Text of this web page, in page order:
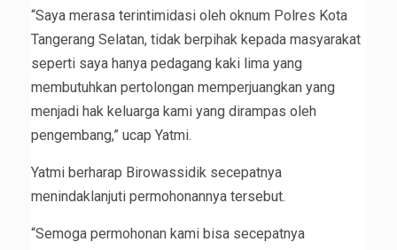
“Saya merasa terintimidasi oleh oknum Polres Kota
Tangerang Selatan, tidak berpihak kepada masyarakat
seperti saya hanya pedagang kaki lima yang
membutuhkan pertolongan memperjuangkan yang
menjadi hak keluarga kami yang dirampas oleh
pengembang,” ucap Yatmi.
Yatmi berharap Birowassidik secepatnya
menindaklanjuti permohonannya tersebut.
“Semoga permohonan kami bisa secepatnya